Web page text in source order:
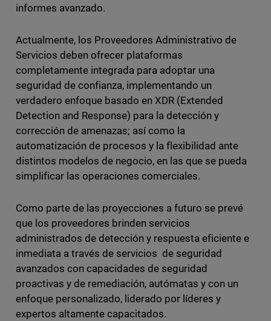
informes avanzado.
Actualmente, los Proveedores Administrativo de
Servicios deben ofrecer plataformas
completamente integrada para adoptar una
seguridad de confianza, implementando un
verdadero enfoque basado en XDR (Extended
Detection and Response) para la detección y
corrección de amenazas; así como la
automatización de procesos y la flexibilidad ante
distintos modelos de negocio, en las que se pueda
simplificar las operaciones comerciales.
Como parte de las proyecciones a futuro se prevé
que los proveedores brinden servicios
administrados de detección y respuesta eficiente e
inmediata a través de servicios de seguridad
avanzados con capacidades de seguridad
proactivas y de remediación, autómatas y con un
enfoque personalizado, liderado por líderes y
expertos altamente capacitados.